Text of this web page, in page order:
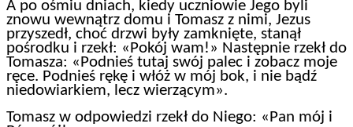
A po ośmiu dniach, kiedy uczniowie Jego byli
znowu wewnątrz domu i Tomasz z nimi, Jezus
przyszedł, choć drzwi były zamknięte, stanął
pośrodku i rzekł: «Pokój wam!» Następnie rzekł do
Tomasza: «Podnieś tutaj swój palec i zobacz moje
ręce. Podnieś rękę i włóż w mój bok, i nie bądź
niedowiarkiem, lecz wierzącym».
Tomasz w odpowiedzi rzekł do Niego: «Pan mój i